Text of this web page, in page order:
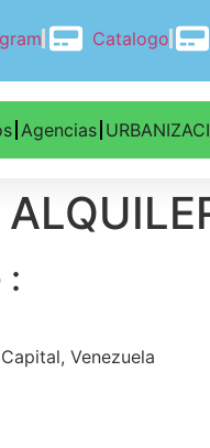
Catalogo
Agencias
:
Venezuela